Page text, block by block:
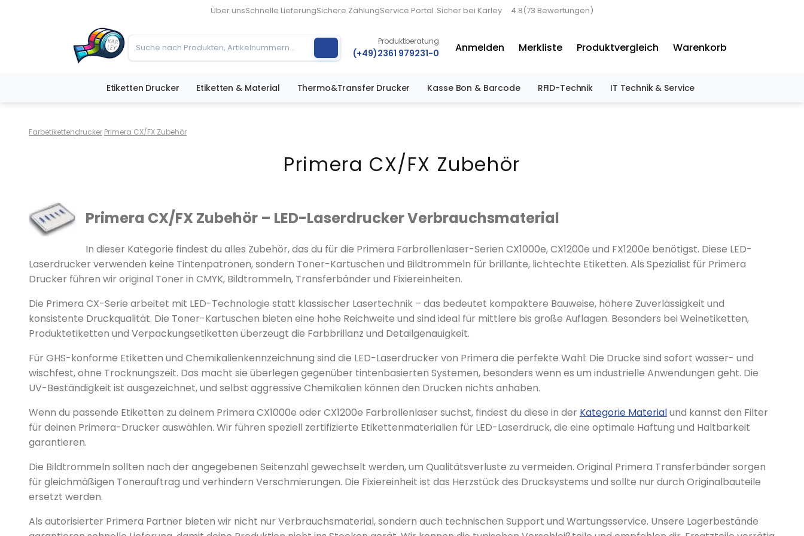
Über unsSchnelle LieferungSichere ZahlungService Portal Sicher bei Karley 4.8(73 Bewertungen)
Produktberatung
(+49)2361 979231-0 Anmelden Merkliste Produktvergleich Warenkorb
Etiketten Drucker Etiketten & Material Thermo&Transfer Drucker Kasse Bon & Barcode RFID-Technik IT Technik & Service
Farbetikettendrucker Primera CX/FX Zubehör
Primera CX/FX Zubehör
Primera CX/FX Zubehör – LED-Laserdrucker Verbrauchsmaterial
In dieser Kategorie findest du alles Zubehör, das du für die Primera Farbrollenlaser-Serien CX1000e, CX1200e und FX1200e benötigst. Diese LED-
Laserdrucker verwenden keine Tintenpatronen, sondern Toner-Kartuschen und Bildtrommeln für brillante, lichtechte Etiketten. Als Spezialist für Primera
Drucker führen wir original Toner in CMYK, Bildtrommeln, Transferbänder und Fixiereinheiten.
Die Primera CX-Serie arbeitet mit LED-Technologie statt klassischer Lasertechnik – das bedeutet kompaktere Bauweise, höhere Zuverlässigkeit und
konsistente Druckqualität. Die Toner-Kartuschen bieten eine hohe Reichweite und sind ideal für mittlere bis große Auflagen. Besonders bei Weinetiketten,
Produktetiketten und Verpackungsetiketten überzeugt die Farbbrillanz und Detailgenauigkeit.
Für GHS-konforme Etiketten und Chemikalienkennzeichnung sind die LED-Laserdrucker von Primera die perfekte Wahl: Die Drucke sind sofort wasser- und
wischfest, ohne Trocknungszeit. Das macht sie überlegen gegenüber tintenbasierten Systemen, besonders wenn es um industrielle Anwendungen geht. Die
UV-Beständigkeit ist ausgezeichnet, und selbst aggressive Chemikalien können den Drucken nichts anhaben.
Wenn du passende Etiketten zu deinem Primera CX1000e oder CX1200e Farbrollenlaser suchst, findest du diese in der Kategorie Materialund kannst den Filter
für deinen Primera-Drucker auswählen. Wir führen speziell zertifizierte Etikettenmaterialien für LED-Laserdruck, die eine optimale Haftung und Haltbarkeit
garantieren.
Die Bildtrommeln sollten nach der angegebenen Seitenzahl gewechselt werden, um Qualitätsverluste zu vermeiden. Original Primera Transferbänder sorgen
für gleichmäßigen Tonerauftrag und verhindern Verschmierungen. Die Fixiereinheit ist das Herzstück des Drucksystems und sollte nur durch Originalbauteile
ersetzt werden.
Als autorisierter Primera Partner bieten wir nicht nur Verbrauchsmaterial, sondern auch technischen Support und Wartungsservice. Unsere Lagerbestände